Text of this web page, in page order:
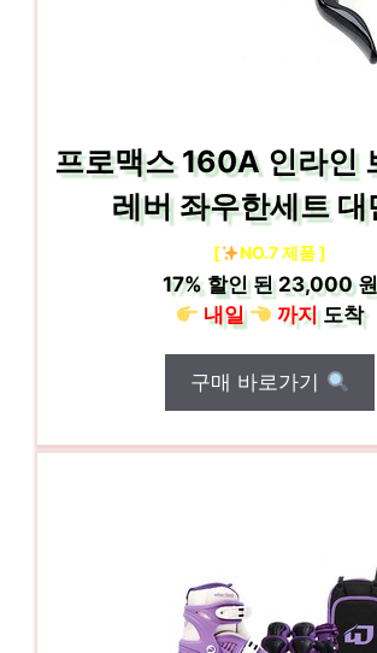
프로맥스 160A 인라인
레버 좌우한세트 대
[ NO.7 제품 ]
17%할인 된23,000 원
내일
까지도착
구매 바로가기